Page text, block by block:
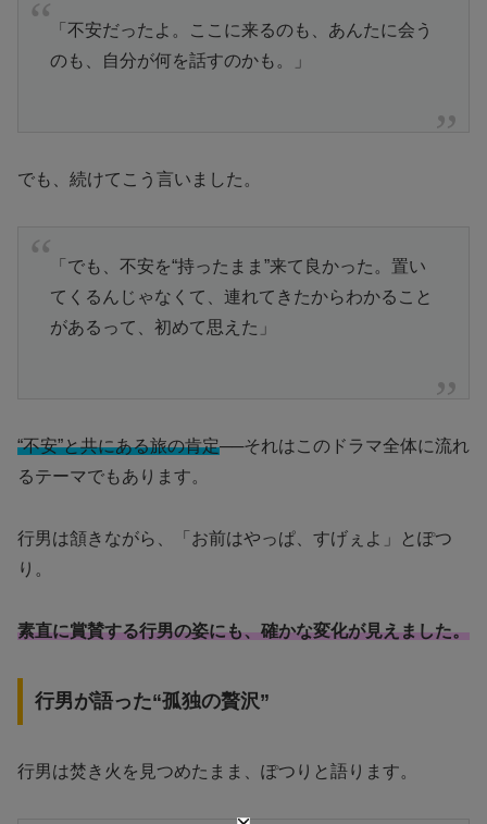
「不安だったよ。ここに来るのも、あんたに会う
のも、自分が何を話すのかも。」
でも、続けてこう言いました。
「でも、不安を“持ったまま”来て良かった。置い
てくるんじゃなくて、連れてきたからわかること
があるって、初めて思えた」
“不安”と共にある旅の肯定──それはこのドラマ全体に流れ
るテーマでもあります。
行男は頷きながら、「お前はやっぱ、すげぇよ」とぽつ
り。
素直に賞賛する行男の姿にも、確かな変化が見えました。
行男が語った“孤独の贅沢”
行男は焚き火を見つめたまま、ぽつりと語ります。